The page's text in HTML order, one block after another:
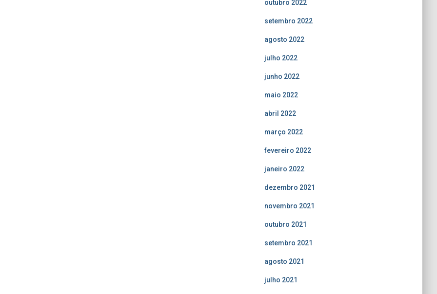
outubro 2022
setembro 2022
agosto 2022
julho 2022
junho 2022
maio 2022
abril 2022
março 2022
fevereiro 2022
janeiro 2022
dezembro 2021
novembro 2021
outubro 2021
setembro 2021
agosto 2021
julho 2021